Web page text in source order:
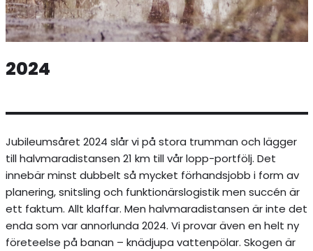
2024
Jubileumsåret 2024 slår vi på stora trumman och lägger
till halvmaradistansen 21 km till vår lopp-portfölj. Det
innebär minst dubbelt så mycket förhandsjobb i form av
planering, snitsling och funktionärslogistik men succén är
ett faktum. Allt klaffar. Men halvmaradistansen är inte det
enda som var annorlunda 2024. Vi provar även en helt ny
företeelse på banan – knädjupa vattenpölar. Skogen är